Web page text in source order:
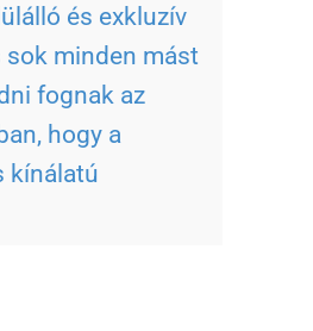
és exkluzív
minden mást
fognak az
hogy a
kínálatú